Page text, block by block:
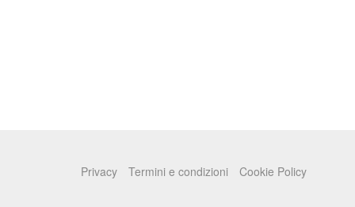
Privacy Termini e condizioni Cookie Policy